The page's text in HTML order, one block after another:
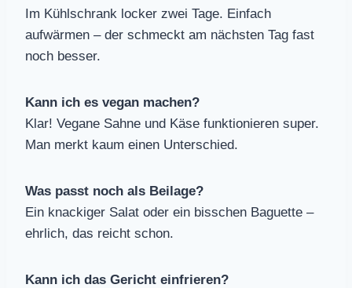
Im Kühlschrank locker zwei Tage. Einfach
aufwärmen – der schmeckt am nächsten Tag fast
noch besser.
Kann ich es vegan machen?
Klar! Vegane Sahne und Käse funktionieren super.
Man merkt kaum einen Unterschied.
Was passt noch als Beilage?
Ein knackiger Salat oder ein bisschen Baguette –
ehrlich, das reicht schon.
Kann ich das Gericht einfrieren?